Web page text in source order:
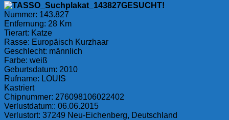
GESUCHT!
Nummer: 143.827
Entfernung: 28 Km
Tierart: Katze
Rasse: Europäisch Kurzhaar
Geschlecht: männlich
Farbe: weiß
Geburtsdatum: 2010
Rufname: LOUIS
Kastriert
Chipnummer: 276098106022402
Verlustdatum:: 06.06.2015
Verlustort: 37249 Neu-Eichenberg, Deutschland